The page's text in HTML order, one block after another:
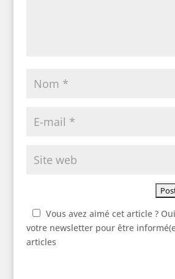
Vous avez aimé cet article ?
votre newsletter pour être
articles